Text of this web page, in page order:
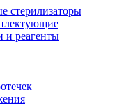
стерилизаторы
и реагенты